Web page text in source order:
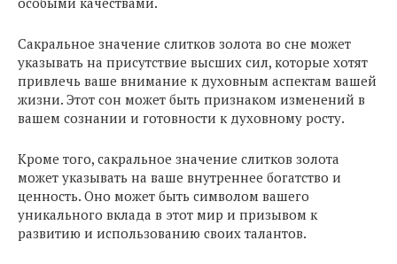
Сакральное значение слитков золота во сне может
указывать на присутствие высших сил, которые хотят
привлечь ваше внимание к духовным аспектам вашей
жизни. Этот сон может быть признаком изменений в
вашем сознании и готовности к духовному росту.
Кроме того, сакральное значение слитков золота
может указывать на ваше внутреннее богатство и
ценность. Оно может быть символом вашего
уникального вклада в этот мир и призывом к
развитию и использованию своих талантов.